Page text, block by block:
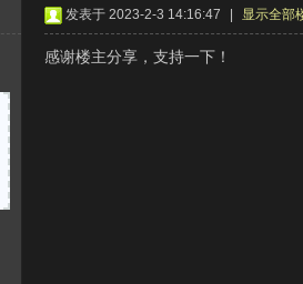
发表于 2023-2-3 14:16:47 显示全部
感谢楼主分享，支持一下！